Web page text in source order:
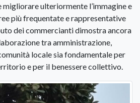
migliorare ulteriormente l’immagine e
più frequentate e rappresentative
dei commercianti dimostra ancora
tra amministrazione,
locale sia fondamentale per
e per il benessere collettivo.